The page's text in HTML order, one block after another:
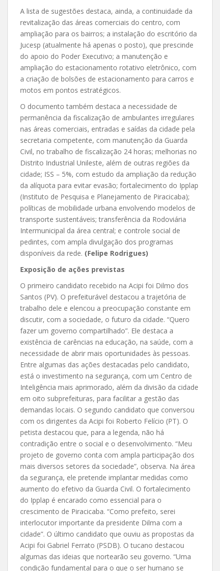
A lista de sugestões destaca, ainda, a continuidade da
revitalização das áreas comerciais do centro, com
ampliação para os bairros; a instalação do escritório da
Jucesp (atualmente há apenas o posto), que prescinde
do apoio do Poder Executivo; a manutenção e
ampliação do estacionamento rotativo eletrônico, com
a criação de bolsões de estacionamento para carros e
motos em pontos estratégicos.
O documento também destaca a necessidade de
permanência da fiscalização de ambulantes irregulares
nas áreas comerciais, entradas e saídas da cidade pela
secretaria competente, com manutenção da Guarda
Civil, no trabalho de fiscalização 24 horas; melhorias no
Distrito Industrial Unileste, além de outras regiões da
cidade; ISS – 5%, com estudo da ampliação da redução
da alíquota para evitar evasão; fortalecimento do Ipplap
(Instituto de Pesquisa e Planejamento de Piracicaba);
políticas de mobilidade urbana envolvendo modelos de
transporte sustentáveis; transferência da Rodoviária
Intermunicipal da área central; e controle social de
pedintes, com ampla divulgação dos programas
disponíveis da rede. (Felipe Rodrigues)
Exposição de ações previstas
O primeiro candidato recebido na Acipi foi Dilmo dos
Santos (PV). O prefeiturável destacou a trajetória de
trabalho dele e elencou a preocupação constante em
discutir, com a sociedade, o futuro da cidade. “Quero
fazer um governo compartilhado”. Ele destaca a
existência de carências na educação, na saúde, com a
necessidade de abrir mais oportunidades às pessoas.
Entre algumas das ações destacadas pelo candidato,
está o investimento na segurança, com um Centro de
Inteligência mais aprimorado, além da divisão da cidade
em oito subprefeituras, para facilitar a gestão das
demandas locais. O segundo candidato que conversou
com os dirigentes da Acipi foi Roberto Felício (PT). O
petista destacou que, para a legenda, não há
contradição entre o social e o desenvolvimento. “Meu
projeto de governo conta com ampla participação dos
mais diversos setores da sociedade”, observa. Na área
da segurança, ele pretende implantar medidas como
aumento do efetivo da Guarda Civil. O fortalecimento
do Ipplap é encarado como essencial para o
crescimento de Piracicaba. “Como prefeito, serei
interlocutor importante da presidente Dilma com a
cidade”. O último candidato que ouviu as propostas da
Acipi foi Gabriel Ferrato (PSDB). O tucano destacou
algumas das ideias que nortearão seu governo. “Uma
condição fundamental para o que o ser humano se